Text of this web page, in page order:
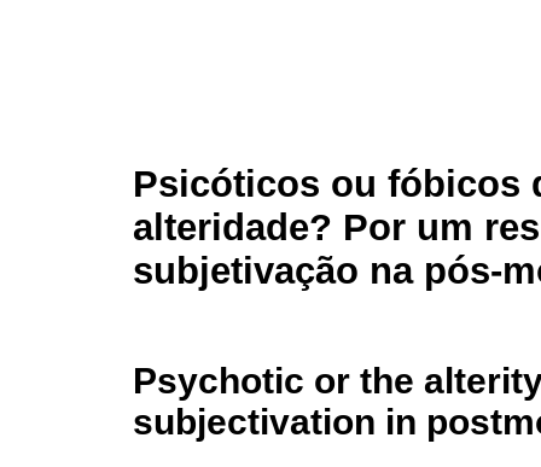
Psicóticos ou fóbicos
alteridade? Por um
subjetivação na pós-
Psychotic or the
subjectivation in